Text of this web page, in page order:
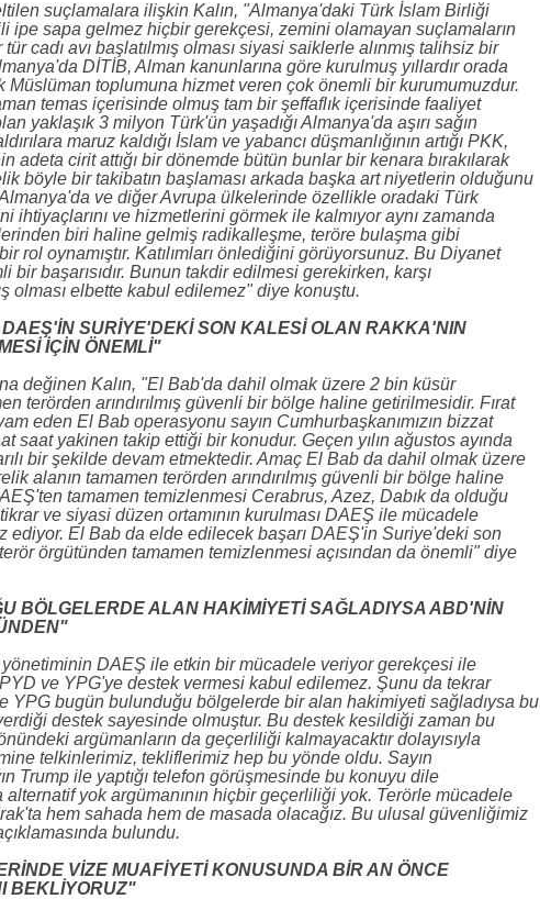
suçlamalara ilişkin Kalın, "Almanya'daki Türk İslam Birliği
ipe sapa gelmez hiçbir gerekçesi, zemini olamayan suçlamaların
cadı avı başlatılmış olması siyasi saiklerle alınmış talihsiz bir
DİTİB, Alman kanunlarına göre kurulmuş yıllardır orada
Müslüman toplumuna hizmet veren çok önemli bir kurumumuzdur.
temas içerisinde olmuş tam bir şeffaflık içerisinde faaliyet
yaklaşık 3 milyon Türk'ün yaşadığı Almanya'da aşırı sağın
maruz kaldığı İslam ve yabancı düşmanlığının artığı PKK,
adeta cirit attığı bir dönemde bütün bunlar bir kenara bırakılarak
böyle bir takibatın başlaması arkada başka art niyetlerin olduğunu
ve diğer Avrupa ülkelerinde özellikle oradaki Türk
ihtiyaçlarını ve hizmetlerini görmek ile kalmıyor aynı zamanda
biri haline gelmiş radikalleşme, teröre bulaşma gibi
rol oynamıştır. Katılımları önlediğini görüyorsunuz. Bu Diyanet
bir başarısıdır. Bunun takdir edilmesi gerekirken, karşı
olması elbette kabul edilemez" diye konuştu.
SURİYE'DEKİ SON KALESİ OLAN RAKKA'NIN
İÇİN ÖNEMLİ"
değinen Kalın, "El Bab'da dahil olmak üzere 2 bin küsür
terörden arındırılmış güvenli bir bölge haline getirilmesidir. Fırat
eden El Bab operasyonu sayın Cumhurbaşkanımızın bizzat
saat yakinen takip ettiği bir konudur. Geçen yılın ağustos ayında
bir şekilde devam etmektedir. Amaç El Bab da dahil olmak üzere
alanın tamamen terörden arındırılmış güvenli bir bölge haline
tamamen temizlenmesi Cerabrus, Azez, Dabık da olduğu
ve siyasi düzen ortamının kurulması DAEŞ ile mücadele
ediyor. El Bab da elde edilecek başarı DAEŞ'in Suriye'deki son
örgütünden tamamen temizlenmesi açısından da önemli" diye
BÖLGELERDE ALAN HAKİMİYETİ SAĞLADIYSA ABD'NİN
DAEŞ ile etkin bir mücadele veriyor gerekçesi ile
PYD ve YPG'ye destek vermesi kabul edilemez. Şunu da tekrar
YPG bugün bulunduğu bölgelerde bir alan hakimiyeti sağladıysa bu
destek sayesinde olmuştur. Bu destek kesildiği zaman bu
argümanların da geçerliliği kalmayacaktır dolayısıyla
telkinlerimiz, tekliflerimiz hep bu yönde oldu. Sayın
Trump ile yaptığı telefon görüşmesinde bu konuyu dile
alternatif yok argümanının hiçbir geçerliliği yok. Terörle mücadele
hem sahada hem de masada olacağız. Bu ulusal güvenliğimiz
bulundu.
VİZE MUAFİYETİ KONUSUNDA BİR AN ÖNCE
BEKLİYORUZ"